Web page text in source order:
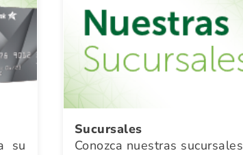
su
Sucursales
Conozca nuestras sucursales